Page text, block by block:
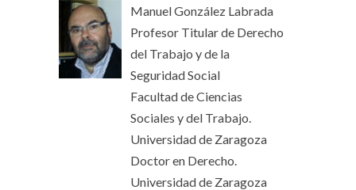
Manuel González Labrada
Profesor Titular de Derecho
del Trabajo y de la
Seguridad Social
Facultad de Ciencias
Sociales y del Trabajo.
Universidad de Zaragoza
Doctor en Derecho.
Universidad de Zaragoza